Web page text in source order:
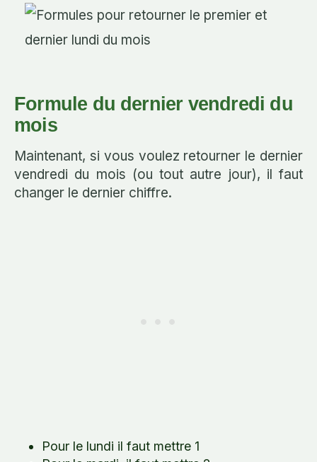
Formule du dernier vendredi du
mois
Maintenant, si vous voulez retourner le dernier
vendredi du mois (ou tout autre jour), il faut
changer le dernier chiffre.
Pour le lundi il faut mettre 1